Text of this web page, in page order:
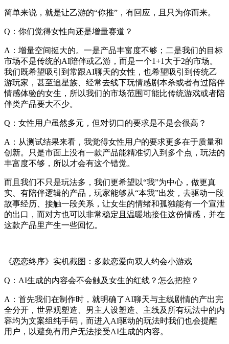
简单来说，就是让乙游的“你推”，有回应，且只为你而来。
Q：你们觉得女性向还是增量赛道？
A：增量空间挺大的。一是产品丰富度不够；二是我们的目标
市场不是传统的AI陪伴或乙游，而是一个1+1大于2的市场。
我们既希望吸引到常跟AI聊天的女性，也希望吸引到传统乙
游玩家，甚至追星族、经常去线下玩情感剧本杀或者有过陪伴
情感体验的女生，所以我们的市场范围可能比传统游戏或者陪
伴类产品要大不少。
Q：女性用户虽然多元，但对切口的要求是不是会很高？
A：从测试结果来看，我觉得女性用户的要求更多在于质量和
创新。只是市面上没有一款产品能精准切入到多个点，玩法的
丰富度不够，所以才会有这个错觉。
而且我们不只是玩法多，我们更希望以“我”为中心，做更真
实、有陪伴逻辑的产品，玩家能够从“本我”出发，去驱动一段
故事经历、接触一段关系，让女生的情绪和孤独能有一个宣泄
的出口，而对方也可以非常稳定且温暖地接住这份情感，并在
这款产品里产生一些回忆。
《恋恋终序》实机截图：多款恋爱向双人约会小游戏
Q：AI生成的内容会不会触及女生的红线？怎么把控？
A：首先我们在制作时，就明确了AI聊天与主线剧情的产出完
全分开，世界观塑造、男主人设塑造、主线及所有玩法中的内
容均为文案组纯手码，而进入AI驱动的玩法时我们也会提醒
用户，以避免有用户无法接受AI生成的内容。